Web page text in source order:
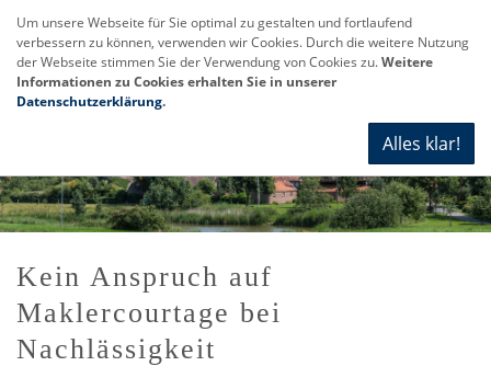
Kein Anspruch auf
Maklercourtage bei
Nachlässigkeit
Um unsere Webseite für Sie optimal zu gestalten und fortlaufend
verbessern zu können, verwenden wir Cookies. Durch die weitere Nutzung
der Webseite stimmen Sie der Verwendung von Cookies zu.Weitere
Informationen zu Cookies erhalten Sie in unserer
Datenschutzerklärung.
Alles klar!